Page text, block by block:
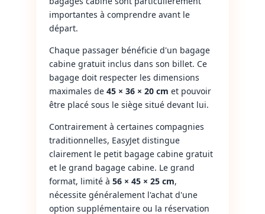
importantes à comprendre avant le
départ.
Chaque passager bénéficie d'un bagage
cabine gratuit inclus dans son billet. Ce
bagage doit respecter les dimensions
maximales de 45 × 36 × 20 cm et pouvoir
être placé sous le siège situé devant lui.
Contrairement à certaines compagnies
traditionnelles, EasyJet distingue
clairement le petit bagage cabine gratuit
et le grand bagage cabine. Le grand
format, limité à 56 × 45 × 25 cm,
nécessite généralement l'achat d'une
option supplémentaire ou la réservation